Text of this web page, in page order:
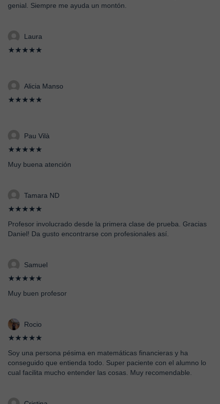
genial. Siempre me ayuda un montón.
Laura
★★★★★
Alicia Manso
★★★★★
Pau Vilà
★★★★★
Muy buena atención
Tamara ND
★★★★★
Profesor involucrado desde la primera clase de prueba. Gracias
Daniel! Da gusto encontrarse con profesionales así.
Samuel
★★★★★
Muy buen profesor
Rocio
★★★★★
Soy una persona pésima en matemáticas financieras y ha
conseguido que entienda todo. Super paciente con el alumno lo
cual facilita mucho entender las cosas. Muy recomendable.